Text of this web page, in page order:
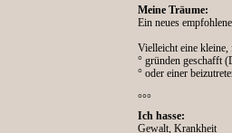
Meine Träume:
Ein neues
Vielleicht eine kleine,
° gründen geschafft
° oder einer
°°°
Ich hasse:
Gewalt, Krankheit